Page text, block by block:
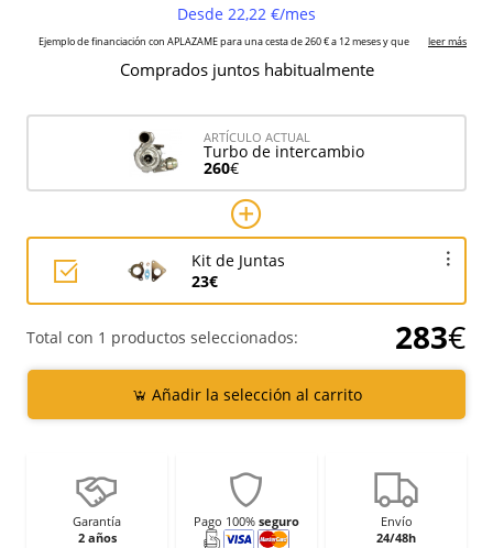
Comprados juntos habitualmente
ARTÍCULO ACTUAL
Turbo de intercambio
260€
Kit de Juntas
23€
Total con 1 productos seleccionados: 283€
Añadir la selección al carrito
Garantía
2 años
Pago 100% seguro
Envío
24/48h